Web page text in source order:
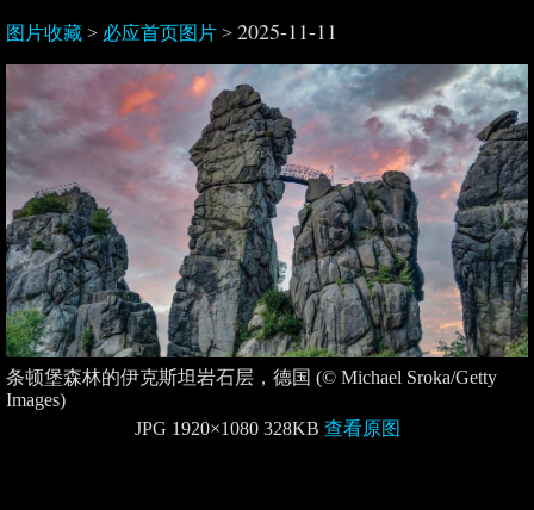
图片收藏 > 必应首页图片 > 2025-11-11
条顿堡森林的伊克斯坦岩石层，德国 (© Michael Sroka/Getty
Images)
JPG 1920×1080 328KB 查看原图